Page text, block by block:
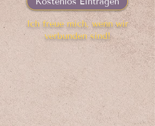
Ich freue mich, wenn wir
verbunden sind!